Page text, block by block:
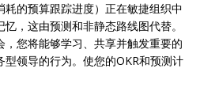
的预算跟踪进度）正在敏捷组织中
，这由预测和非静态路线图代替。
您将能够学习、共享并触发重要的
领导的行为。使您的OKR和预测计